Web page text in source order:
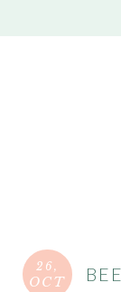
26,
OCT